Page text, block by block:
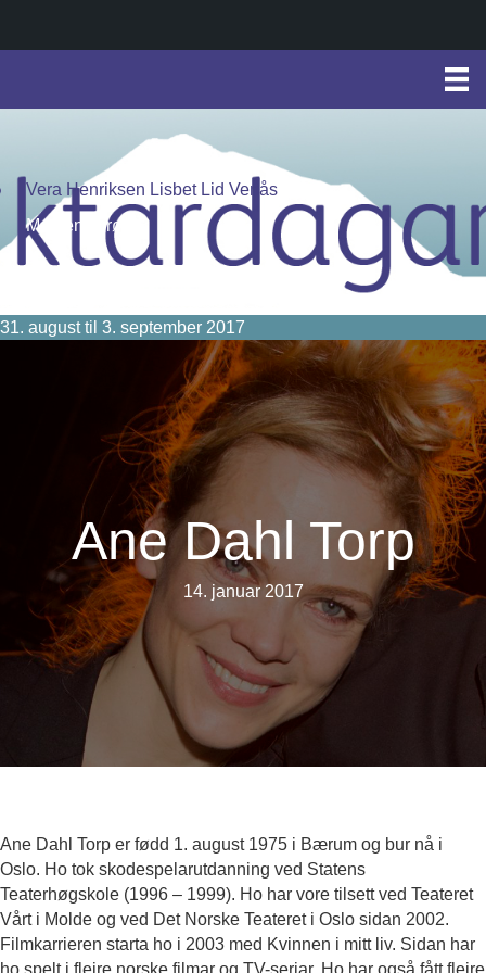
Vera Henriksen Lisbet Lid Venås
Markens grøde
31. august til 3. september 2017
Ane Dahl Torp
14. januar 2017
Ane Dahl Torp er fødd 1. august 1975 i Bærum og bur nå i
Oslo. Ho tok skodespelarutdanning ved Statens
Teaterhøgskole (1996 – 1999). Ho har vore tilsett ved Teateret
Vårt i Molde og ved Det Norske Teateret i Oslo sidan 2002.
Filmkarrieren starta ho i 2003 med Kvinnen i mitt liv. Sidan har